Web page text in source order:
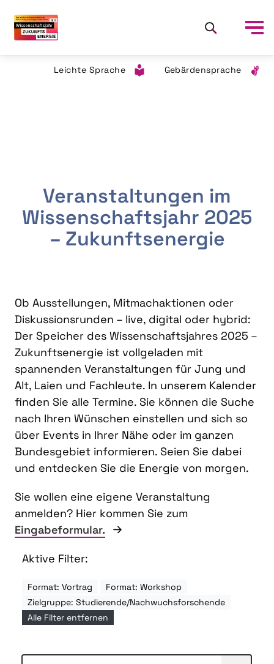
Leichte Sprache Gebärdensprache
Veranstaltungen im
Wissenschaftsjahr 2025
– Zukunftsenergie
Ob Ausstellungen, Mitmachaktionen oder
Diskussionsrunden – live, digital oder hybrid:
Der Speicher des Wissenschaftsjahres 2025 –
Zukunftsenergie ist vollgeladen mit
spannenden Veranstaltungen für Jung und
Alt, Laien und Fachleute. In unserem Kalender
finden Sie alle Termine. Sie können die Suche
nach Ihren Wünschen einstellen und sich so
über Events in Ihrer Nähe oder im ganzen
Bundesgebiet informieren. Seien Sie dabei
und entdecken Sie die Energie von morgen.
Sie wollen eine eigene Veranstaltung
anmelden? Hier kommen Sie zum
Eingabeformular.
Aktive Filter:
Format: Vortrag
Format: Workshop
Zielgruppe: Studierende/Nachwuchsforschende
Alle Filter entfernen